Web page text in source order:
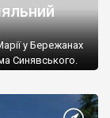
у Бережанах
Синявського.